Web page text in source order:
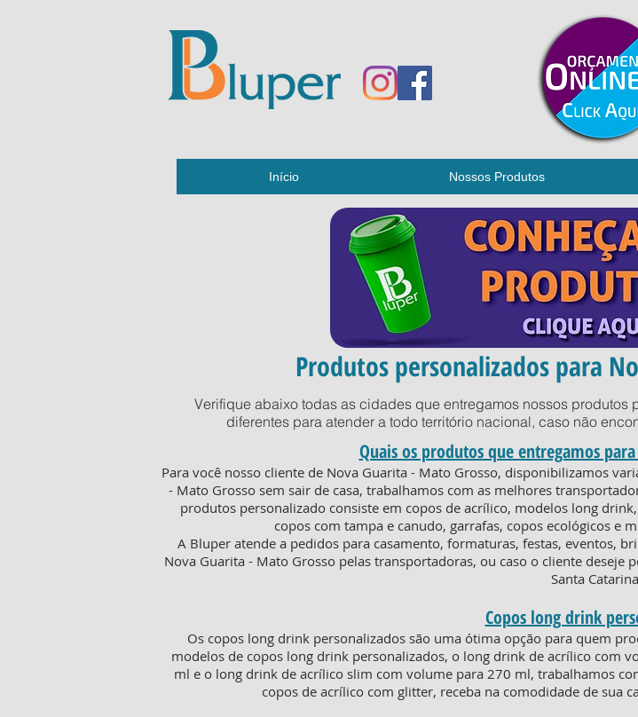
Início Nossos Produtos
Produtos personalizados para
Verifique abaixo todas as cidades que entregamos nossos produtos
diferentes para atender a todo território nacional, caso não
Quais os produtos que entregamos
Para você nosso cliente de Nova Guarita - Mato Grosso, disponibilizamos
- Mato Grosso sem sair de casa, trabalhamos com as melhores
produtos personalizado consiste em copos de acrílico, modelos long
copos com tampa e canudo, garrafas, copos ecológicos e
A Bluper atende a pedidos para casamento, formaturas, festas, eventos,
Nova Guarita - Mato Grosso pelas transportadoras, ou caso o cliente
Santa
Copos long drink
Os copos long drink personalizados são uma ótima opção para quem
modelos de copos long drink personalizados, o long drink de acrílico com
ml e o long drink de acrílico slim com volume para 270 ml, trabalhamos
copos de acrílico com glitter, receba na comodidade de sua